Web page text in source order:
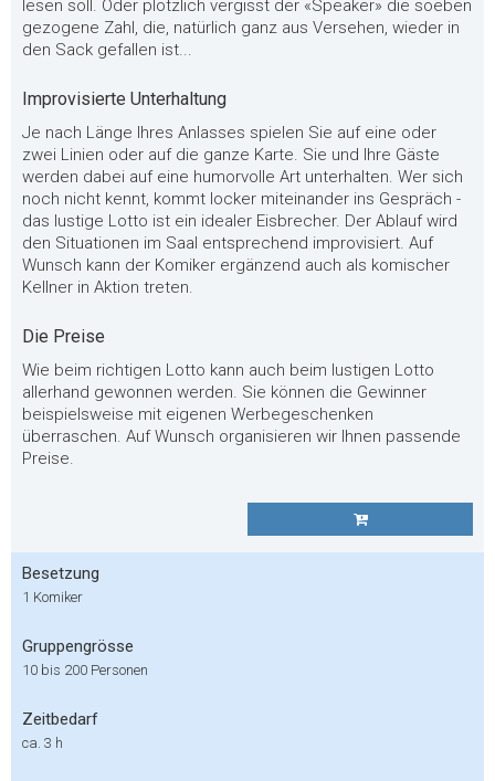
lesen soll. Oder plötzlich vergisst der «Speaker» die soeben
gezogene Zahl, die, natürlich ganz aus Versehen, wieder in
den Sack gefallen ist...
Improvisierte Unterhaltung
Je nach Länge Ihres Anlasses spielen Sie auf eine oder
zwei Linien oder auf die ganze Karte. Sie und Ihre Gäste
werden dabei auf eine humorvolle Art unterhalten. Wer sich
noch nicht kennt, kommt locker miteinander ins Gespräch -
das lustige Lotto ist ein idealer Eisbrecher. Der Ablauf wird
den Situationen im Saal entsprechend improvisiert. Auf
Wunsch kann der Komiker ergänzend auch als komischer
Kellner in Aktion treten.
Die Preise
Wie beim richtigen Lotto kann auch beim lustigen Lotto
allerhand gewonnen werden. Sie können die Gewinner
beispielsweise mit eigenen Werbegeschenken
überraschen. Auf Wunsch organisieren wir Ihnen passende
Preise.
Besetzung
1 Komiker
Gruppengrösse
10 bis 200 Personen
Zeitbedarf
ca. 3 h